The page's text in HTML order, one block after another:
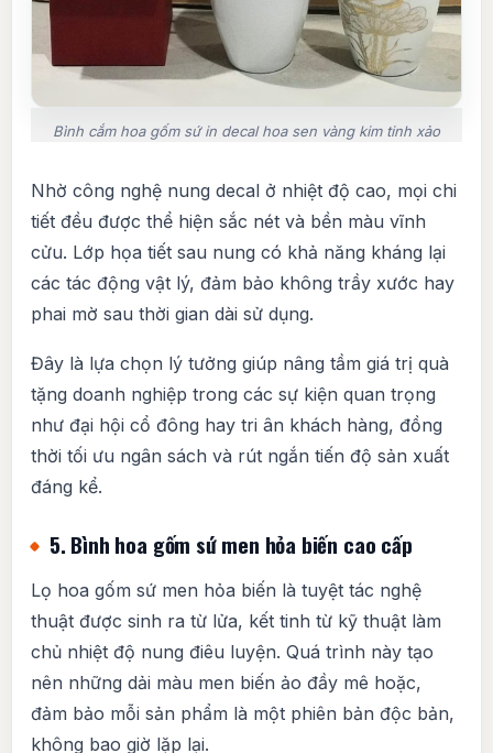
Bình cắm hoa gốm sứ in decal hoa sen vàng kim tinh xảo
Nhờ công nghệ nung decal ở nhiệt độ cao, mọi chi
tiết đều được thể hiện sắc nét và bền màu vĩnh
cửu. Lớp họa tiết sau nung có khả năng kháng lại
các tác động vật lý, đảm bảo không trầy xước hay
phai mờ sau thời gian dài sử dụng.
Đây là lựa chọn lý tưởng giúp nâng tầm giá trị quà
tặng doanh nghiệp trong các sự kiện quan trọng
như đại hội cổ đông hay tri ân khách hàng, đồng
thời tối ưu ngân sách và rút ngắn tiến độ sản xuất
đáng kể.
5. Bình hoa gốm sứ men hỏa biến cao cấp
Lọ hoa gốm sứ men hỏa biến là tuyệt tác nghệ
thuật được sinh ra từ lửa, kết tinh từ kỹ thuật làm
chủ nhiệt độ nung điêu luyện. Quá trình này tạo
nên những dải màu men biến ảo đầy mê hoặc,
đảm bảo mỗi sản phẩm là một phiên bản độc bản,
không bao giờ lặp lại.